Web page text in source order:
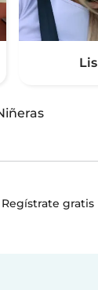
Lis
Regístrate gratis